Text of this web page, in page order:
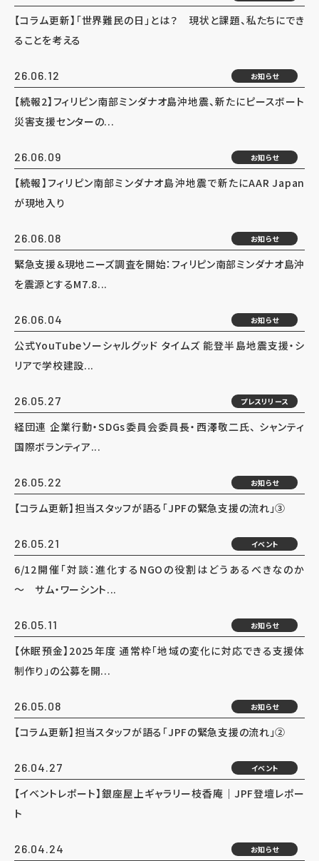
【コラム更新】「世界難民の日」とは？ 現状と課題、私たちにでき
ることを考える
26.06.12 お知らせ
【続報2】フィリピン南部ミンダナオ島沖地震、新たにピースボート
災害支援センターの...
26.06.09 お知らせ
【続報】フィリピン南部ミンダナオ島沖地震で新たにAAR Japan
が現地入り
26.06.08 お知らせ
緊急支援＆現地ニーズ調査を開始：フィリピン南部ミンダナオ島沖
を震源とするM7.8...
26.06.04 お知らせ
公式YouTubeソーシャルグッド タイムズ 能登半島地震支援・シ
リアで学校建設...
26.05.27 プレスリリース
経団連 企業行動・SDGs委員会委員長・西澤敬二氏、 シャンティ
国際ボランティア...
26.05.22 お知らせ
【コラム更新】担当スタッフが語る「JPFの緊急支援の流れ」③
26.05.21 イベント
6/12開催「対談：進化するNGOの役割はどうあるべきなのか
～ サム・ワーシント...
26.05.11 お知らせ
【休眠預金】2025年度 通常枠「地域の変化に対応できる支援体
制作り」の公募を開...
26.05.08 お知らせ
【コラム更新】担当スタッフが語る「JPFの緊急支援の流れ」②
26.04.27 イベント
【イベントレポート】銀座屋上ギャラリー枝香庵｜JPF登壇レポー
ト
26.04.24 お知らせ